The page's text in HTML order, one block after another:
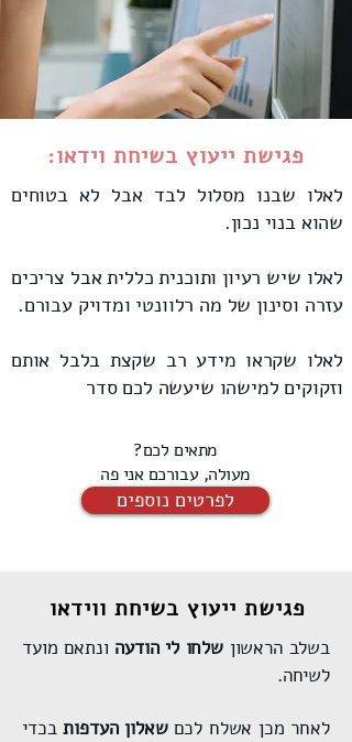
פגישת ייעוץ בשיחת וידאו:
לאלו שבנו מסלול לבד אבל לא בטוחים
שהוא בנוי נכון.
לאלו שיש רעיון ותוכנית כללית אבל צריכים
עזרה וסינון של מה רלוונטי ומדויק עבורם.
לאלו שקראו מידע רב שקצת בלבל אותם
וזקוקים למישהו שיעשה לכם סדר
מתאים לכם?
מעולה, עבורכם אני פה
לפרטים נוספים
פגישת ייעוץ בשיחת ווידאו
בשלב הראשון שלחו ליהודעה ונתאם מועד
לשיחה.
לאחר מכן אשלח לכםשאלון העדפותבכדי